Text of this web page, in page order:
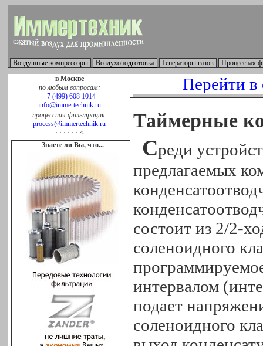
Воздушные компрессоры Воздухоподготовка Генераторы газов
Процессная
в Москве
по любым вопросам:
+7 (499) 608 1014
info@immertechnik.ru
процессная фильтрация:
process@immertechnik.ru
· · · · · · <
Знаете ли Вы, что...
Перейти
Таймерные
Среди
предлагаемых
состоит из 2/2-
соленоидного
интервалом
подает
соленоидного